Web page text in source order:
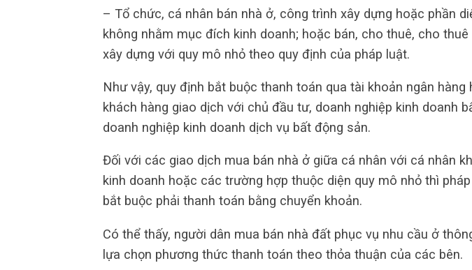
– Tổ chức, cá nhân bán nhà ở, công trình xây dựng hoặc phần
không nhằm mục đích kinh doanh; hoặc bán, cho thuê, cho
xây dựng với quy mô nhỏ theo quy định của pháp luật.
Như vậy, quy định bắt buộc thanh toán qua tài khoản ngân hàng
khách hàng giao dịch với chủ đầu tư, doanh nghiệp kinh doanh
doanh nghiệp kinh doanh dịch vụ bất động sản.
Đối với các giao dịch mua bán nhà ở giữa cá nhân với cá nhân
kinh doanh hoặc các trường hợp thuộc diện quy mô nhỏ thì
bắt buộc phải thanh toán bằng chuyển khoản.
Có thể thấy, người dân mua bán nhà đất phục vụ nhu cầu ở
lựa chọn phương thức thanh toán theo thỏa thuận của các bên.